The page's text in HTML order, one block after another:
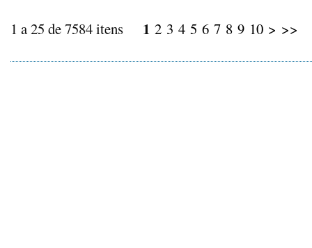
1 a 25 de 7584 itens 1 2 3 4 5 6 7 8 9 10 > >>